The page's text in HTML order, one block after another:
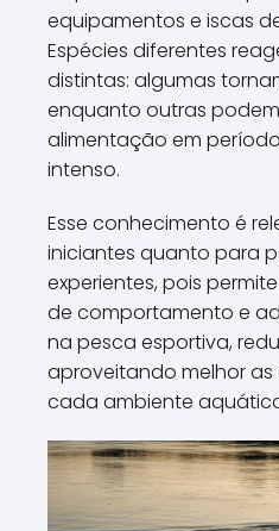
equipamentos e iscas
Espécies diferentes
distintas: algumas
enquanto outras
alimentação em
intenso.
Esse conhecimento é
iniciantes quanto para
experientes, pois
de comportamento e
na pesca esportiva,
aproveitando melhor
cada ambiente